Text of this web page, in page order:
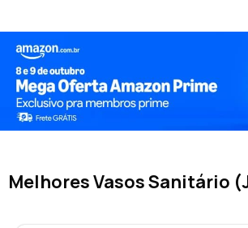
Melhores Vasos Sanitário